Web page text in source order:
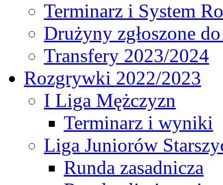
Terminarz i System
Drużyny zgłoszone
Transfery 2023/2024
Rozgrywki 2022/2023
I Liga Mężczyzn
Terminarz i wyniki
Liga Juniorów
Runda zasadnicza